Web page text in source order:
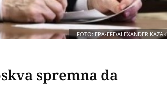
FOTO: EPA-EFE/ALEXANDER
spremna da